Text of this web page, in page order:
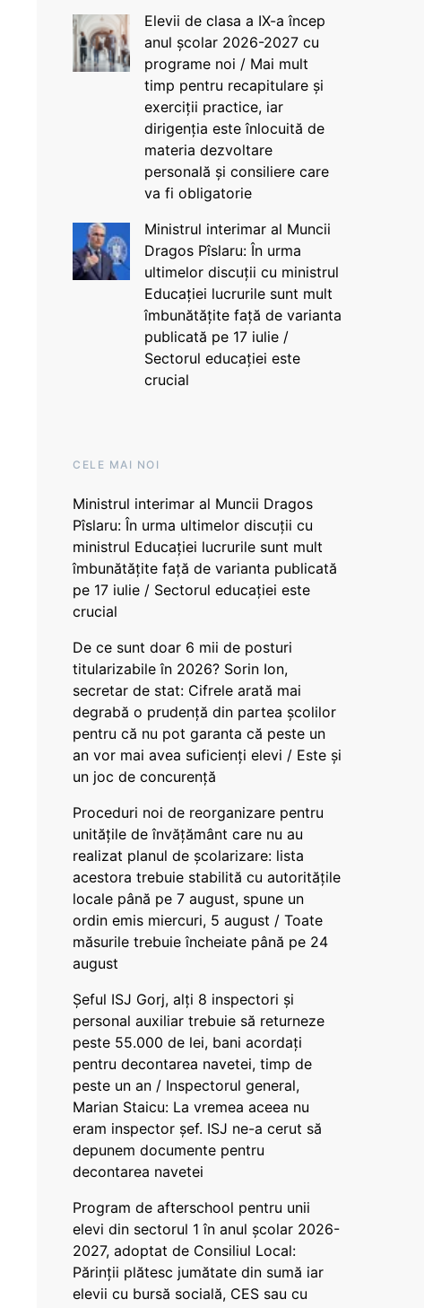
Elevii de clasa a IX-a încep
anul școlar 2026-2027 cu
programe noi / Mai mult
timp pentru recapitulare și
exerciții practice, iar
dirigenția este înlocuită de
materia dezvoltare
personală și consiliere care
va fi obligatorie
Ministrul interimar al Muncii
Dragos Pîslaru: În urma
ultimelor discuții cu ministrul
Educației lucrurile sunt mult
îmbunătățite față de varianta
publicată pe 17 iulie /
Sectorul educației este
crucial
CELE MAI NOI
Ministrul interimar al Muncii Dragos
Pîslaru: În urma ultimelor discuții cu
ministrul Educației lucrurile sunt mult
îmbunătățite față de varianta publicată
pe 17 iulie / Sectorul educației este
crucial
De ce sunt doar 6 mii de posturi
titularizabile în 2026? Sorin Ion,
secretar de stat: Cifrele arată mai
degrabă o prudență din partea școlilor
pentru că nu pot garanta că peste un
an vor mai avea suficienți elevi / Este și
un joc de concurență
Proceduri noi de reorganizare pentru
unitățile de învățământ care nu au
realizat planul de școlarizare: lista
acestora trebuie stabilită cu autoritățile
locale până pe 7 august, spune un
ordin emis miercuri, 5 august / Toate
măsurile trebuie încheiate până pe 24
august
Șeful ISJ Gorj, alți 8 inspectori și
personal auxiliar trebuie să returneze
peste 55.000 de lei, bani acordați
pentru decontarea navetei, timp de
peste un an / Inspectorul general,
Marian Staicu: La vremea aceea nu
eram inspector șef. ISJ ne-a cerut să
depunem documente pentru
decontarea navetei
Program de afterschool pentru unii
elevi din sectorul 1 în anul școlar 2026-
2027, adoptat de Consiliul Local:
Părinții plătesc jumătate din sumă iar
elevii cu bursă socială, CES sau cu